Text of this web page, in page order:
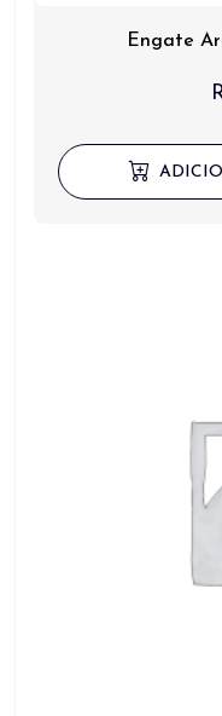
Engate